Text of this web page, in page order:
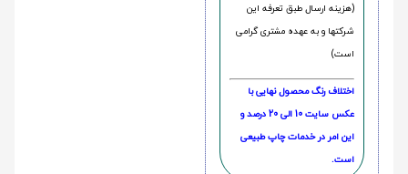
(هزینه ارسال طبق تعرفه این
شرکتها و به عهده مشتری گرامی
است)
اختلاف رنگ محصول نهایی با
عکس سایت 10 الی 20 درصد و
این امر در خدمات چاپ طبیعی
است.